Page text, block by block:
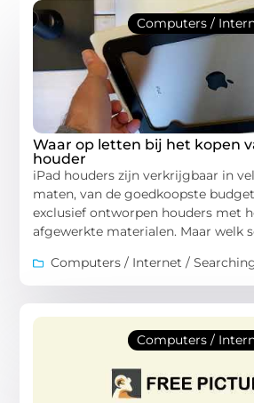
Computers /
Waar op letten bij het kopen
houder
iPad houders zijn verkrijgbaar in
maten, van de goedkoopste
exclusief ontworpen houders met
afgewerkte materialen. Maar welk
Computers / Internet /
Computers /